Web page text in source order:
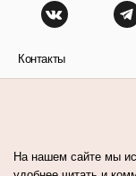
Контакты
На нашем сайте мы